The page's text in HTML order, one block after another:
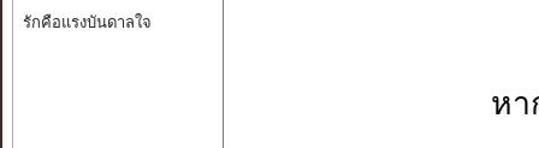
รักคือแรงบันดาลใจ
หา